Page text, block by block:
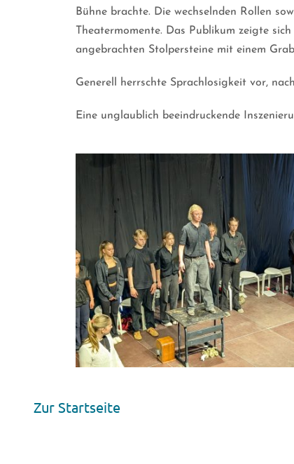
Bühne brachte. Die wechselnden Rollen
Theatermomente. Das Publikum zeigte
angebrachten Stolpersteine mit einem
Generell herrschte Sprachlosigkeit vor,
Eine unglaublich beeindruckende
Zur Startseite